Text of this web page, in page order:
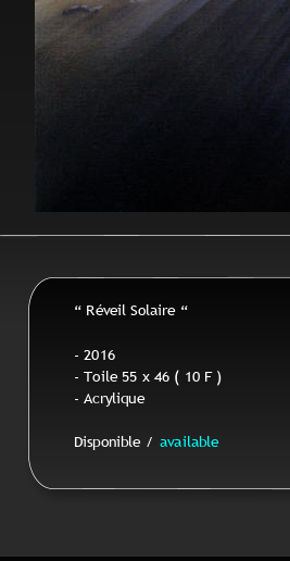
“ Réveil Solaire “
- 2016
- Toile 55 x 46 ( 10 F )
- Acrylique
Disponible / available